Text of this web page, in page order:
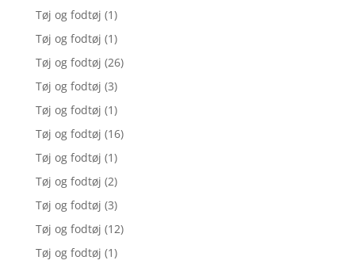
Tøj og fodtøj (1)
Tøj og fodtøj (1)
Tøj og fodtøj (26)
Tøj og fodtøj (3)
Tøj og fodtøj (1)
Tøj og fodtøj (16)
Tøj og fodtøj (1)
Tøj og fodtøj (2)
Tøj og fodtøj (3)
Tøj og fodtøj (12)
Tøj og fodtøj (1)